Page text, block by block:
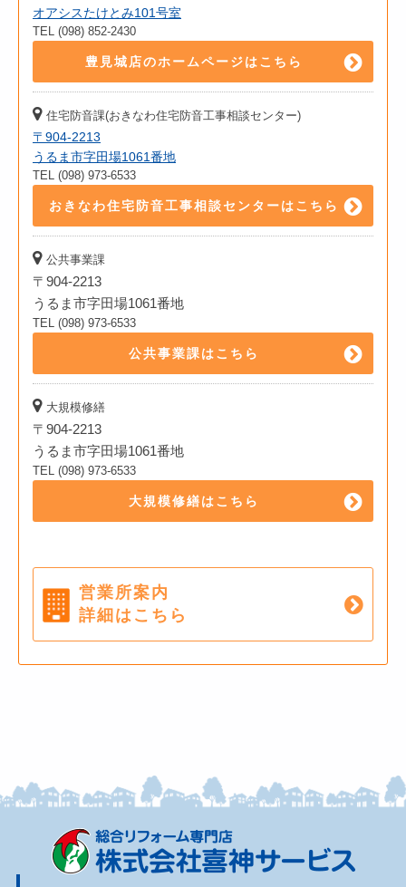
オアシスたけとみ101号室
TEL (098) 852-2430
豊見城店のホームページはこちら
住宅防音課(おきなわ住宅防音工事相談センター)
〒904-2213
うるま市字田場1061番地
TEL (098) 973-6533
おきなわ住宅防音工事相談センターはこちら
公共事業課
〒904-2213
うるま市字田場1061番地
TEL (098) 973-6533
公共事業課はこちら
大規模修繕
〒904-2213
うるま市字田場1061番地
TEL (098) 973-6533
大規模修繕はこちら
営業所案内
詳細はこちら